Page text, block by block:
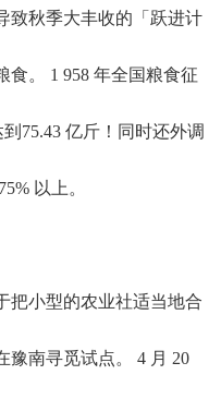
致秋季大丰收的「跃进计
食。 1 958 年全国粮食征
75.43 亿斤！同时还外调
以上。
小型的农业社适当地合
豫南寻觅试点。 4 月 20